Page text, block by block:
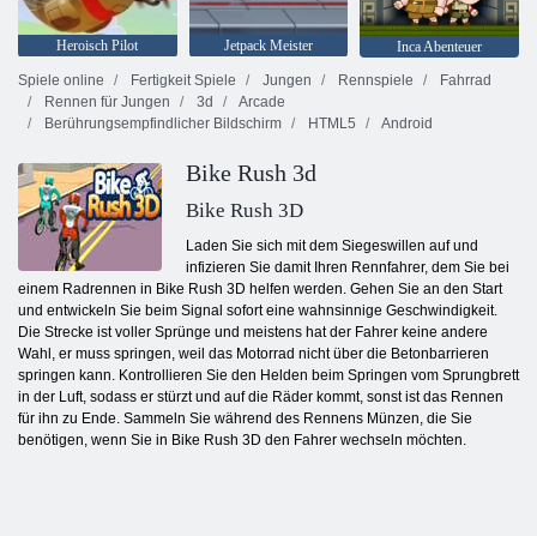
Heroisch Pilot Jetpack Meister
Inca Abenteuer
Spiele online
Fertigkeit Spiele Jungen Rennspiele
Fahrrad
Rennen für Jungen
3d
Arcade
Berührungsempfindlicher Bildschirm
HTML5 Android
Bike Rush 3d
Bike Rush 3D
Laden Sie sich mit dem Siegeswillen auf und
infizieren Sie damit Ihren Rennfahrer, dem Sie bei
einem Radrennen in Bike Rush 3D helfen werden. Gehen Sie an den Start
und entwickeln Sie beim Signal sofort eine wahnsinnige Geschwindigkeit.
Die Strecke ist voller Sprünge und meistens hat der Fahrer keine andere
Wahl, er muss springen, weil das Motorrad nicht über die Betonbarrieren
springen kann. Kontrollieren Sie den Helden beim Springen vom Sprungbrett
in der Luft, sodass er stürzt und auf die Räder kommt, sonst ist das Rennen
für ihn zu Ende. Sammeln Sie während des Rennens Münzen, die Sie
benötigen, wenn Sie in Bike Rush 3D den Fahrer wechseln möchten.